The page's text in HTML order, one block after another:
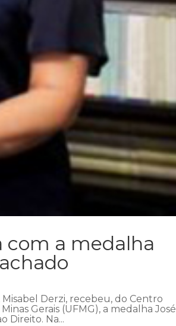
com a medalha
Misabel Derzi, recebeu, do Centro
Gerais (UFMG), a medalha José
Direito. Na...